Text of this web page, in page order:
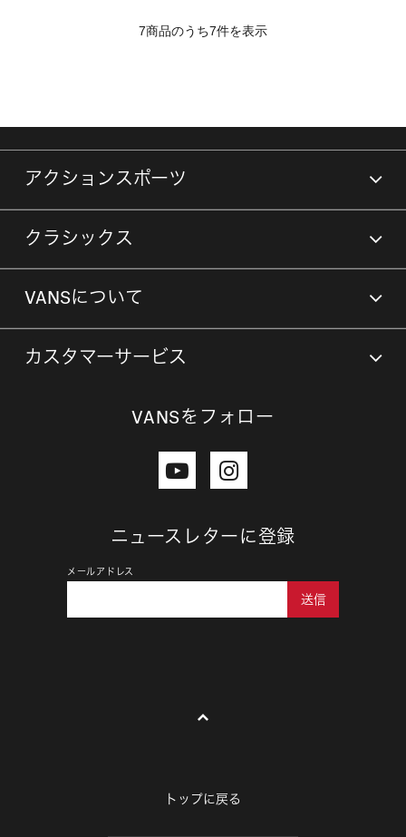
7商品のうち7件を表示
アクションスポーツ
クラシックス
VANSについて
カスタマーサービス
VANSをフォロー
ニュースレターに登録
メールアドレス
送信
トップに戻る